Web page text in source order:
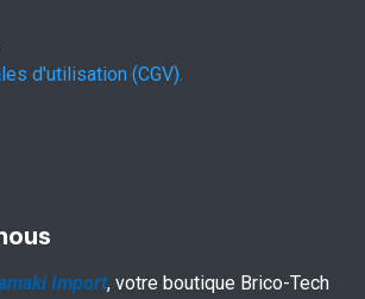
d'utilisation (CGV).
Import, votre boutique Brico-Tech